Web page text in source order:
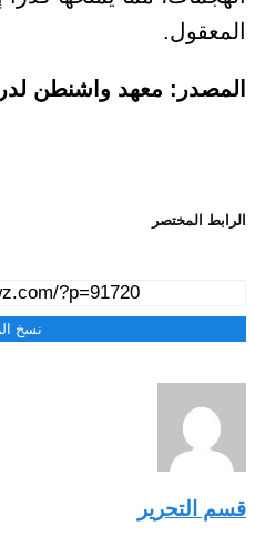
المعقول.
المصدر: معهد واشنطن
الرابط المختصر
نسخ
قسم التحرير